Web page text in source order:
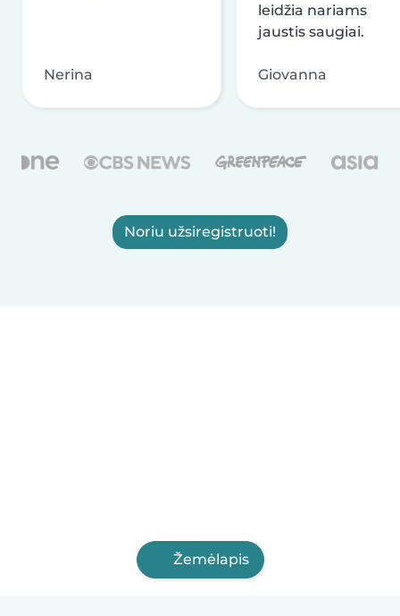
Nerina
leidžia nariams
jaustis saugiai.
Giovanna
Noriu užsiregistruoti!
Žemėlapis